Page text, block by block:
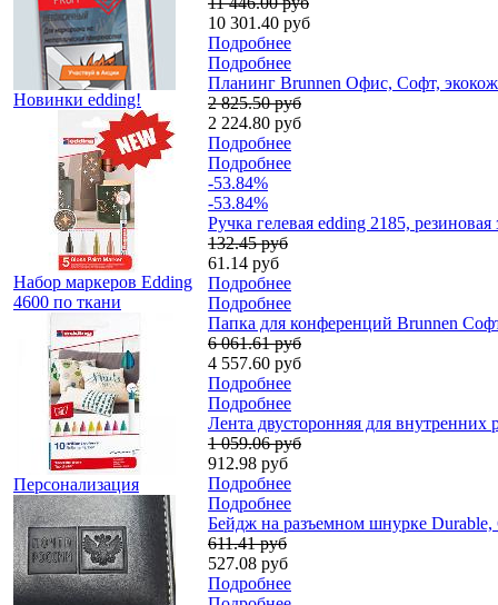
Новинки edding!
Набор маркеров Edding
4600 по ткани
Персонализация
10 301.40 руб
Подробнее
Подробнее
Планинг Brunnen Офис, Софт,
2 825.50 руб
2 224.80 руб
Подробнее
Подробнее
-53.84%
-53.84%
Ручка гелевая edding 2185,
132.45 руб
61.14 руб
Подробнее
Подробнее
Папка для конференций Brunnen
6 061.61 руб
4 557.60 руб
Подробнее
Подробнее
Лента двусторонняя для
1 059.06 руб
912.98 руб
Подробнее
Подробнее
Бейдж на разъемном шнурке
611.41 руб
527.08 руб
Подробнее